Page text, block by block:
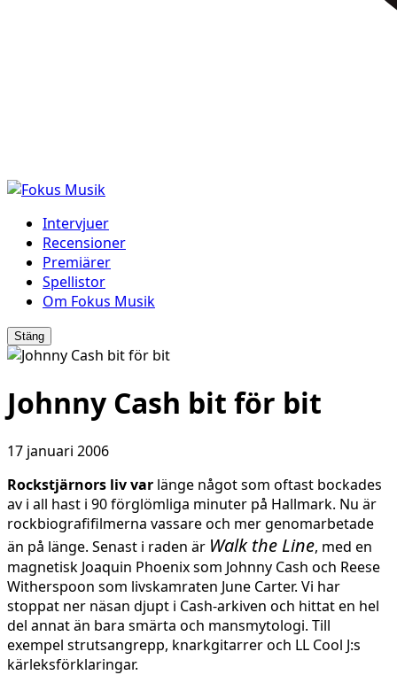
Intervjuer
Recensioner
Premiärer
Spellistor
Om Fokus Musik
Stäng
Johnny Cash bit för bit
17 januari 2006
Rockstjärnors liv var länge något som oftast bockades
av i all hast i 90 förglömliga minuter på Hallmark. Nu är
rockbiografifilmerna vassare och mer genomarbetade
än på länge. Senast i raden är Walk the Line, med en
magnetisk Joaquin Phoenix som Johnny Cash och Reese
Witherspoon som livskamraten June Carter. Vi har
stoppat ner näsan djupt i Cash-arkiven och hittat en hel
del annat än bara smärta och mansmytologi. Till
exempel strutsangrepp, knarkgitarrer och LL Cool J:s
kärleksförklaringar.